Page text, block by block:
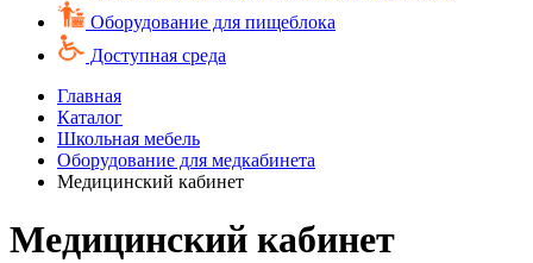
Оборудование для пищеблока
Доступная среда
Главная
Каталог
Школьная мебель
Оборудование для медкабинета
Медицинский кабинет
Медицинский кабинет